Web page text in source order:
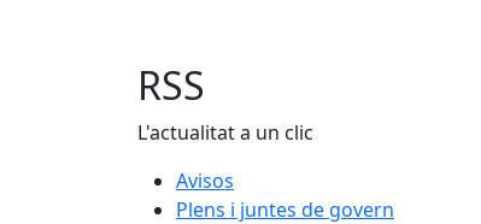
RSS
L'actualitat a un clic
Avisos
Plens i juntes de govern